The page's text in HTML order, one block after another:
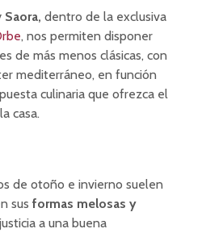
Saora, dentro de la exclusiva
, nos permiten disponer
de más menos clásicas, con
mediterráneo, en función
culinaria que ofrezca el
casa.
de otoño e invierno suelen
sus formas melosas y
a una buena